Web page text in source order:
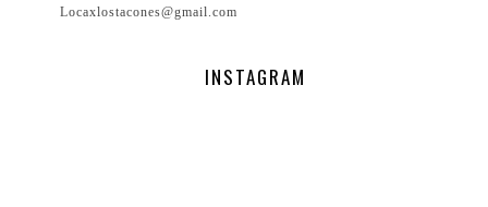
Locaxlostacones@gmail.com
INSTAGRAM